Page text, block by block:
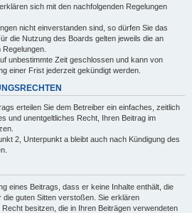
sich mit den nachfolgenden Regelungen
nicht einverstanden sind, so dürfen Sie das
die Nutzung des Boards gelten jeweils die an
unbestimmte Zeit geschlossen und kann von
einer Frist jederzeit gekündigt werden.
erteilen Sie dem Betreiber ein einfaches, zeitlich
und unentgeltliches Recht, Ihren Beitrag im
2, Unterpunkt a bleibt auch nach Kündigung des
eines Beitrags, dass er keine Inhalte enthält, die
die guten Sitten verstoßen. Sie erklären
besitzen, die in Ihren Beiträgen verwendeten